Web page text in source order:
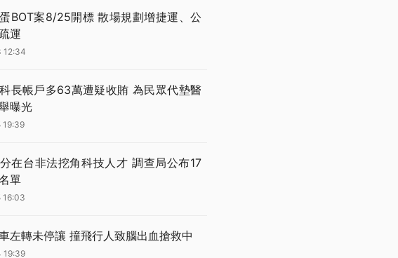
BOT案8/25開標 散場規劃增捷運、公
運
12:34
長帳戶多63萬遭疑收賄 為民眾代墊醫
曝光
19:39
在台非法挖角科技人才 調查局公布17
單
16:03
左轉未停讓 撞飛行人致腦出血搶救中
19:39